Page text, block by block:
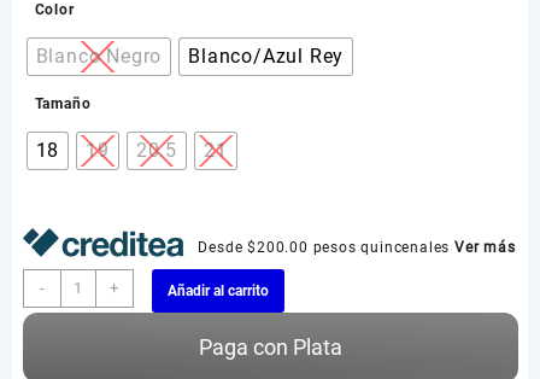
Color
Blanco Negro Blanco/Azul Rey
Tamaño
18 19 20.5 21
Desde $200.00 pesos quincenales Ver más
-
Nike
Jordan
+ Añadir al carrito
Paga con Plata